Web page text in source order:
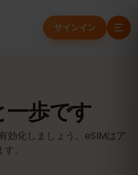
サインイン
歩です
効化しましょう。eSIMはア
。